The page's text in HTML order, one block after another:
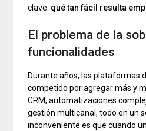
clave: qué tan fácil resulta
El problema de la
funcionalidades
Durante años, las plataformas
competido por agregar más y
CRM, automatizaciones
gestión multicanal, todo en un
inconveniente es que cuando